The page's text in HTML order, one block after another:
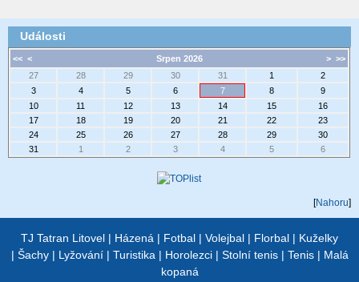
Události
<< < > >>
Srpen 2026
27
28 29 30 31 1
2
3
4 5 6 7 8
9
10
11 12 13 14 15
16
17
18 19 20 21 22
23
24
25 26 27 28 29
30
31
1 2 3 4 5 6
[Nahoru]
TJ Tatran Litovel | Házená | Fotbal | Volejbal | Florbal | Kuželky
| Šachy| Lyžování| Turistika | Horolezci| Stolní tenis| Tenis| Malá
kopaná